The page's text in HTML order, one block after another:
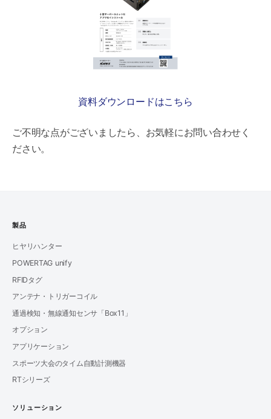
資料ダウンロードはこちら
ご不明な点がございましたら、お気軽にお問い合わせく
ださい。
製品
ヒヤリハンター
POWERTAG unify
RFIDタグ
アンテナ・トリガーコイル
通過検知・無線通知センサ「Box11」
オプション
アプリケーション
スポーツ大会のタイム自動計測機器
RTシリーズ
ソリューション